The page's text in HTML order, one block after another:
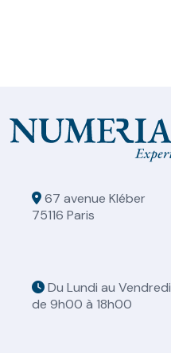
67 avenue Kléber
75116 Paris
Du Lundi au Vendredi
de 9h00 à 18h00